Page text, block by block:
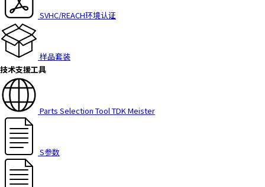
SVHC/REACH环境认证
样品套装
技术支援工具
Parts Selection Tool TDK Meister
S参数